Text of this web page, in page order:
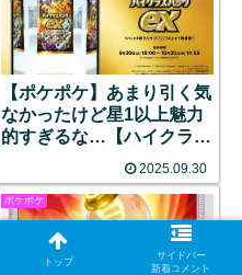
【ポケポケ】あまり引く気
なかったけど星1以上魅力
的すぎるな…【ハイクラス
2025.09.30
ポケポケ
トップ
サイドバー
新着コメント